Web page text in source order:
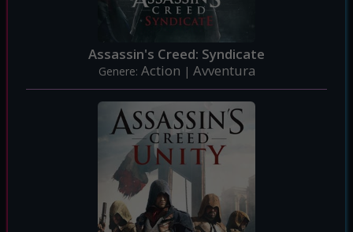
Assassin's Creed: Syndicate
Genere: Action | Avventura